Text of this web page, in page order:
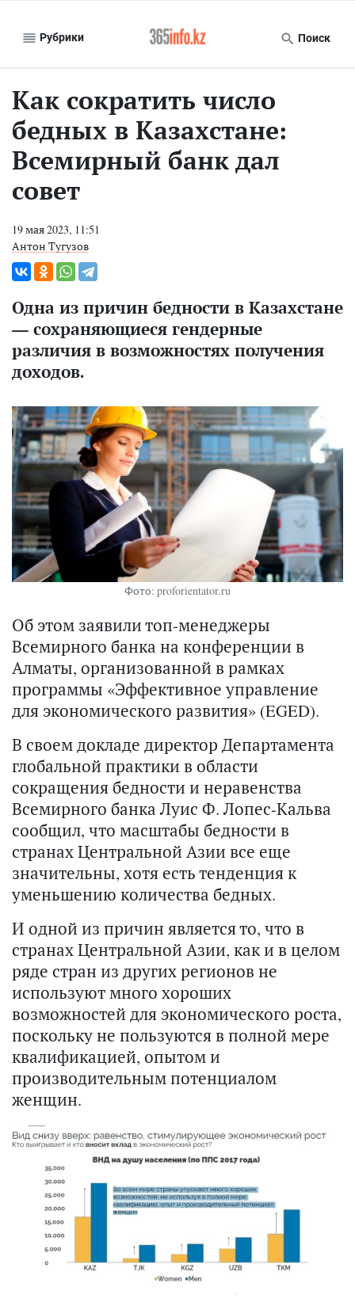
Рубрики Поиск
Как сократить число
бедных в Казахстане:
Всемирный банк дал
совет
19 мая 2023, 11:51
Антон Тугузов
Одна из причин бедности в Казахстане
— сохраняющиеся гендерные
различия в возможностях получения
доходов.
Фото: proforientator.ru
Об этом заявили топ-менеджеры
Всемирного банка на конференции в
Алматы, организованной в рамках
программы «Эффективное управление
для экономического развития» (EGED).
В своем докладе директор Департамента
глобальной практики в области
сокращения бедности и неравенства
Всемирного банка Луис Ф. Лопес-Кальва
сообщил, что масштабы бедности в
странах Центральной Азии все еще
значительны, хотя есть тенденция к
уменьшению количества бедных.
И одной из причин является то, что в
странах Центральной Азии, как и в целом
ряде стран из других регионов не
используют много хороших
возможностей для экономического роста,
поскольку не пользуются в полной мере
квалификацией, опытом и
производительным потенциалом
женщин.